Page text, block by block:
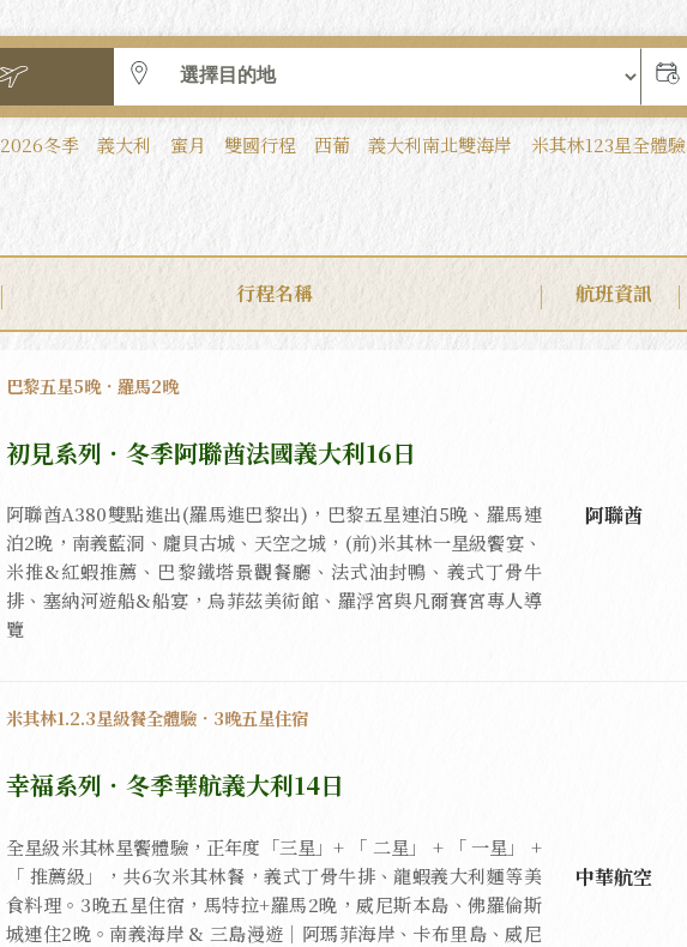
2026冬季 義大利 蜜月 雙國行程 西葡 義大利南北雙海岸 米其林123星全體驗
行程名稱 航班資訊
巴黎五星5晚．羅馬2晚
初見系列．冬季阿聯酋法國義大利16日
阿聯酋A380雙點進出(羅馬進巴黎出)，巴黎五星連泊5晚、羅馬連
泊2晚，南義藍洞、龐貝古城、天空之城，(前)米其林一星級饗宴、
米推&紅蝦推薦、巴黎鐵塔景觀餐廳、法式油封鴨、義式丁骨牛
排、塞納河遊船&船宴，烏菲茲美術館、羅浮宮與凡爾賽宮專人導
覽
阿聯酋
米其林1.2.3星級餐全體驗．3晚五星住宿
幸福系列．冬季華航義大利14日
全星級米其林星饗體驗，正年度「三星」+ 「 二星」 + 「 一星」 +
「 推薦級」，共6次米其林餐，義式丁骨牛排、龍蝦義大利麵等美
食料理。3晚五星住宿，馬特拉+羅馬2晚，威尼斯本島、佛羅倫斯
城連住2晚。南義海岸 & 三島漫遊｜阿瑪菲海岸、卡布里島、威尼
中華航空